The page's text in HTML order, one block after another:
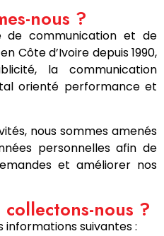
nous ?
de communication et de
Côte d’Ivoire depuis 1990,
la communication
orienté performance et
nous sommes amenés
personnelles afin de
et améliorer nos
nous ?
informations suivantes :